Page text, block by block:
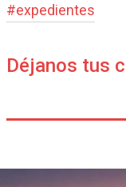
#expedientes
Déjanos tus